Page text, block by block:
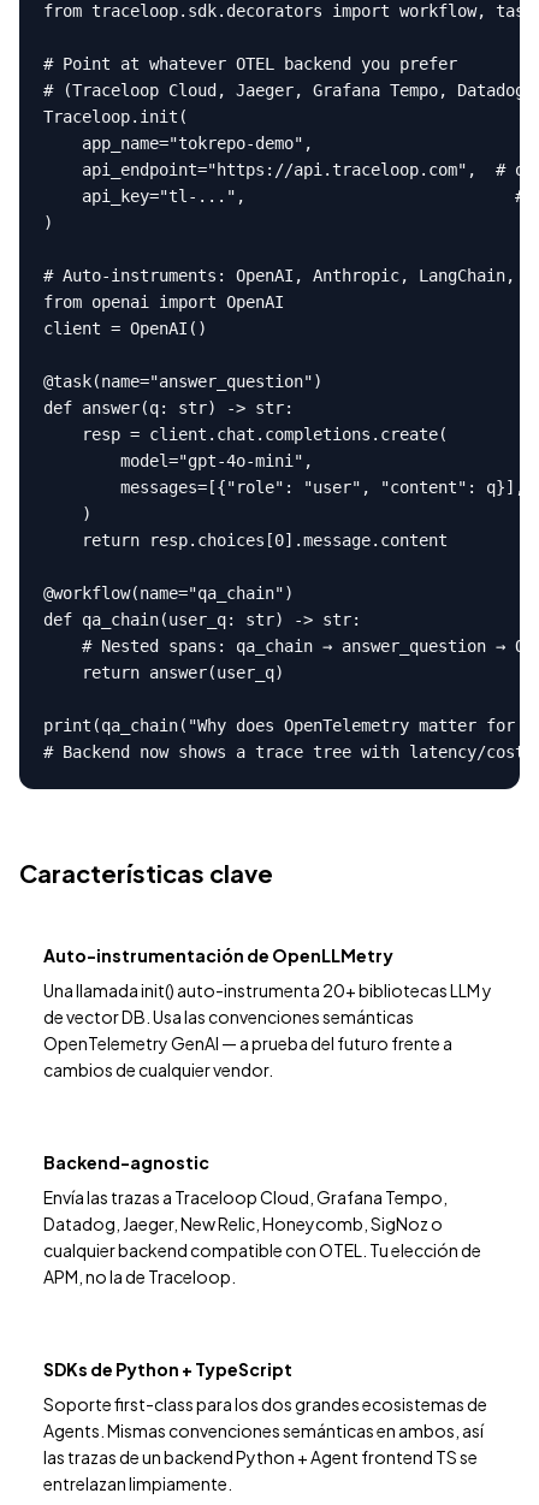
from traceloop.sdk.decorators import workflow, task
# Point at whatever OTEL backend you prefer
# (Traceloop Cloud, Jaeger, Grafana Tempo,
Traceloop.init(
    app_name="tokrepo-demo",
api_endpoint="https://api.traceloop.com",  #
api_key="tl-...",                            #
)
# Auto-instruments: OpenAI, Anthropic, LangChain,
from openai import OpenAI
client = OpenAI()
@task(name="answer_question")
def answer(q: str) -> str:
    resp = client.chat.completions.create(
        model="gpt-4o-mini",
        messages=[{"role": "user", "content": q}],
    )
    return resp.choices[0].message.content
@workflow(name="qa_chain")
def qa_chain(user_q: str) -> str:
# Nested spans: qa_chain → answer_question →
    return answer(user_q)
print(qa_chain("Why does OpenTelemetry matter for
# Backend now shows a trace tree with latency/
Características clave
Auto-instrumentación de OpenLLMetry
Una llamada init() auto-instrumenta 20+ bibliotecas LLM y
de vector DB. Usa las convenciones semánticas
OpenTelemetry GenAI — a prueba del futuro frente a
cambios de cualquier vendor.
Backend-agnostic
Envía las trazas a Traceloop Cloud, Grafana Tempo,
Datadog, Jaeger, New Relic, Honeycomb, SigNoz o
cualquier backend compatible con OTEL. Tu elección de
APM, no la de Traceloop.
SDKs de Python + TypeScript
Soporte first-class para los dos grandes ecosistemas de
Agents. Mismas convenciones semánticas en ambos, así
las trazas de un backend Python + Agent frontend TS se
entrelazan limpiamente.